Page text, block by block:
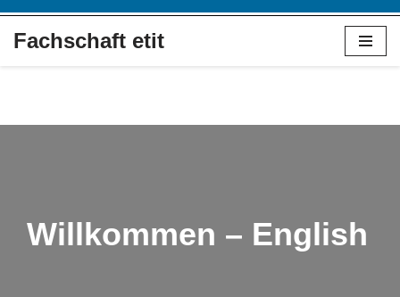
Fachschaft etit
Willkommen – English